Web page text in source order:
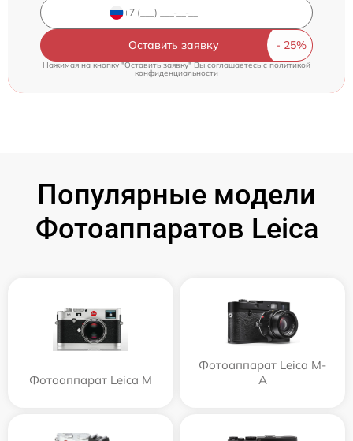
Оставить заявку
Нажимая на кнопку "Оставить заявку" Вы соглашаетесь cполитикой
конфиденциальности
Популярные модели
Фотоаппаратов Leica
Фотоаппарат Leica M
Фотоаппарат Leica M-
A